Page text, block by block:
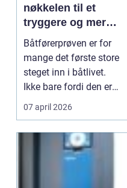
nøkkelen til et
tryggere og mer
ansvarlig båtliv
Båtførerprøven er for
mange det første store
steget inn i båtlivet.
Ikke bare fordi den er
pålagt fo...
07 april 2026